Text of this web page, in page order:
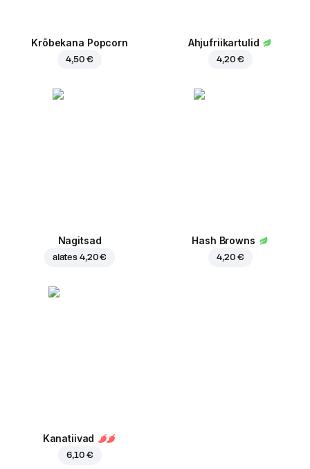
Krõbekana Popcorn
4,50 €
Ahjufriikartulid
4,20 €
Nagitsad
alates 4,20 €
Hash Browns
4,20 €
Kanatiivad
6,10 €